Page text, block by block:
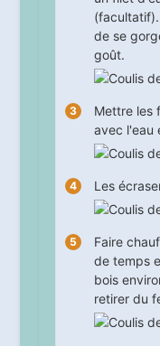
de se
goût.
Mettre les
avec l'eau
Les
Faire
de temps
bois
retirer du